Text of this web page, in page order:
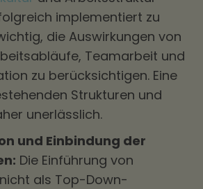
implementiert zu
die Auswirkungen von
Teamarbeit und
zu berücksichtigen. Eine
Strukturen und
unerlässlich.
und Einbindung der
Die Einführung von
als Top-Down-